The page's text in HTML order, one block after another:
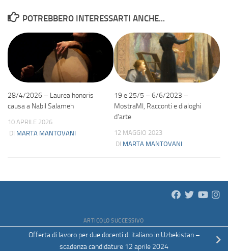
POTREBBERO INTERESSARTI ANCHE...
28/4/2026 – Laurea honoris
causa a Nabil Salameh
10 APRILE 2026
DI MARTA MANTOVANI
19 e 25/5 – 6/6/2023 –
MostraMI, Racconti e dialoghi
d’arte
12 MAGGIO 2023
DI MARTA MANTOVANI
ARTICOLO SUCCESSIVO
Offerta di lavoro per due docenti di italiano in Uzbekistan –
scadenza candidature 12 aprile 2024